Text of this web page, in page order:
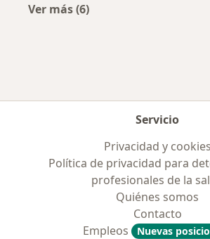
Ver más (6)
Servicio
Privacidad y cookies
Política de privacidad para
profesionales de la
Quiénes somos
Contacto
Empleos
Nuevas